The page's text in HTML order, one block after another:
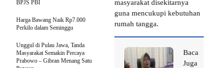
masyarakat disekitarnya
guna mencukupi kebutuhan
rumah tangga.
Baca
Juga
BPJS PBI
Harga Bawang Naik Rp7.000
Perkilo dalam Seminggu
Unggul di Pulau Jawa, Tanda
Masyarakat Semakin Percaya
Prabowo – Gibran Menang Satu